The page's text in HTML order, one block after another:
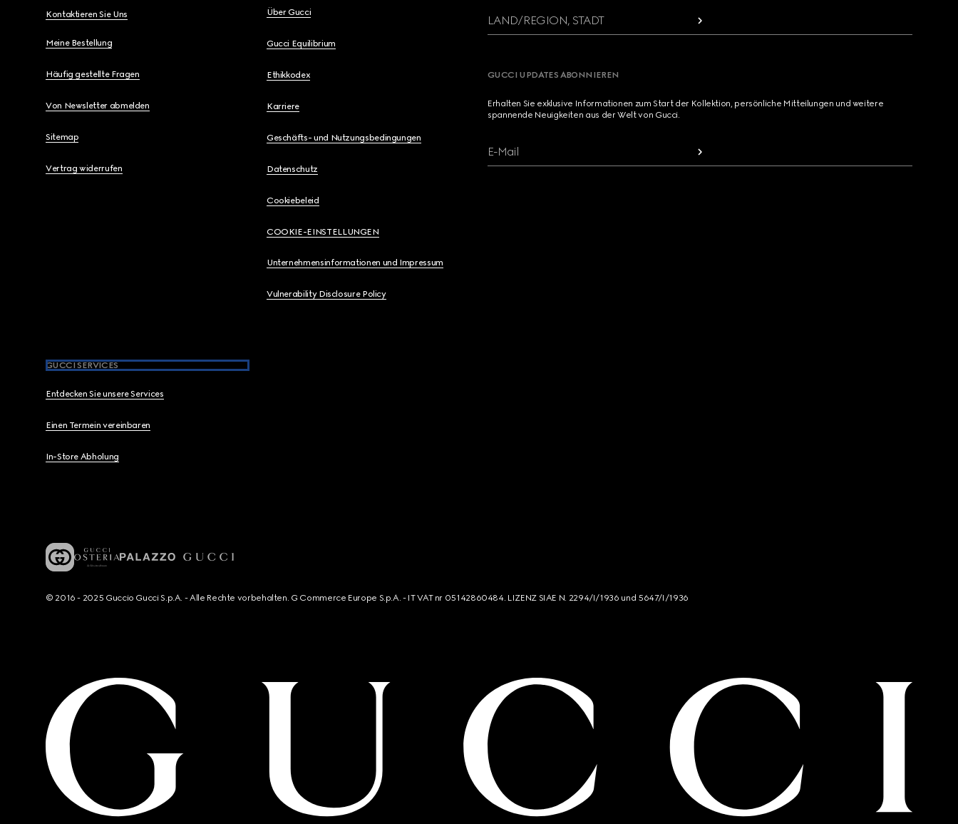
Kontaktieren Sie Uns
Meine Bestellung
Häufig gestellte Fragen
Von Newsletter abmelden
Sitemap
Vertrag widerrufen
Über Gucci
Gucci Equilibrium
Ethikkodex
Karriere
Geschäfts- und Nutzungsbedingungen
Datenschutz
Cookiebeleid
COOKIE-EINSTELLUNGEN
Unternehmensinformationen und Impressum
Vulnerability Disclosure Policy
GUCCI SERVICES
Entdecken Sie unsere Services
Einen Termein vereinbaren
In-Store Abholung
LAND/REGION, STADT
GUCCI UPDATES ABONNIEREN
Erhalten Sie exklusive Informationen zum Start der Kollektion, persönliche Mitteilungen und weitere
spannende Neuigkeiten aus der Welt von Gucci.
E-Mail
© 2016 - 2025 Guccio Gucci S.p.A. - Alle Rechte vorbehalten. G Commerce Europe S.p.A. - IT VAT nr 05142860484. LIZENZ SIAE N. 2294/I/1936 und 5647/I/1936